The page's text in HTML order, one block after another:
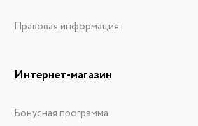
Правовая информация
Интернет-магазин
Бонусная программа